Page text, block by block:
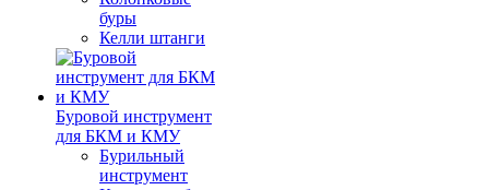
буры
Келли штанги
Буровой инструмент
для БКМ и КМУ
Бурильный
инструмент